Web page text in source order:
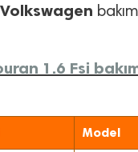
Volkswagen
1.6 Fsi
Model